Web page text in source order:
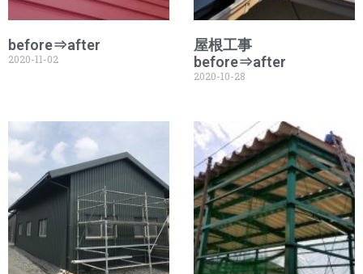
before⇒after
2020-11-02
屋根工事
before⇒after
2020-10-28